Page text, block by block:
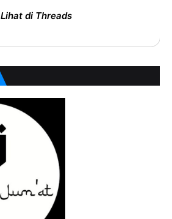
Lihat di Threads